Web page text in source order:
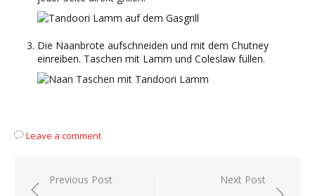
Die Naanbrote aufschneiden und mit dem Chutney
einreiben. Taschen mit Lamm und Coleslaw füllen.
Leave a comment
Beitragsnavigation
Previous Post Next Post